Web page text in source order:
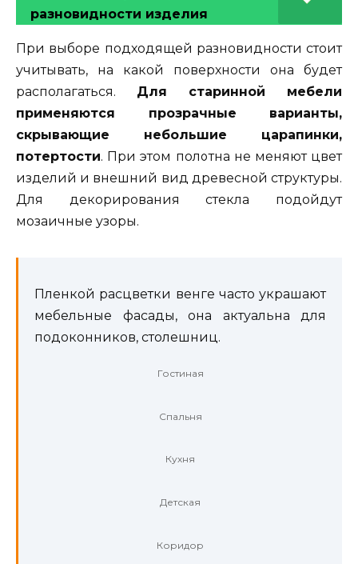
разновидности изделия
При выборе подходящей разновидности стоит
учитывать, на какой поверхности она будет
располагаться. Для старинной мебели
применяются прозрачные варианты,
скрывающие небольшие царапинки,
потертости. При этом полотна не меняют цвет
изделий и внешний вид древесной структуры.
Для декорирования стекла подойдут
мозаичные узоры.
Пленкой расцветки венге часто украшают
мебельные фасады, она актуальна для
подоконников, столешниц.
Гостиная
Спальня
Кухня
Детская
Коридор